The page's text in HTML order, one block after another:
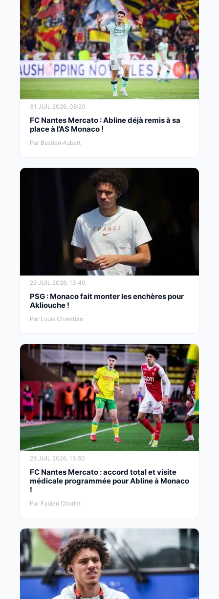
31 JUIL 2026, 08:20
FC Nantes Mercato : Abline déjà remis à sa
place à l’AS Monaco !
Par Bastien Aubert
29 JUIL 2026, 13:40
PSG : Monaco fait monter les enchères pour
Akliouche !
Par Louis Chrestian
28 JUIL 2026, 13:50
FC Nantes Mercato : accord total et visite
médicale programmée pour Abline à Monaco
!
Par Fabien Chorlet